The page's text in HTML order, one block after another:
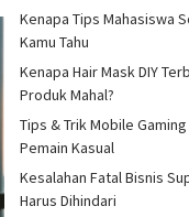
Kenapa Tips Mahasiswa
Kamu Tahu
Kenapa Hair Mask DIY
Produk Mahal?
Tips & Trik Mobile
Pemain Kasual
Kesalahan Fatal Bisnis
Harus Dihindari